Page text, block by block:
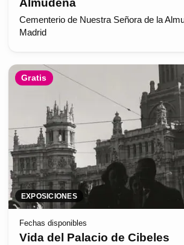
Almudena
Cementerio de Nuestra Señora de la
Madrid
Gratis
EXPOSICIONES
Fechas disponibles
Vida del Palacio de Cibeles